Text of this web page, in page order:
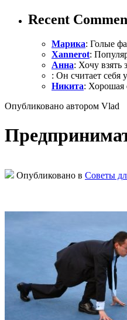
Recent
Марика: Голые
Xannerot:
Анна: Хочу взять
: Он считает себя
Никита: Хорошая
Опубликовано автором Vlad
Опубликовано в Советы